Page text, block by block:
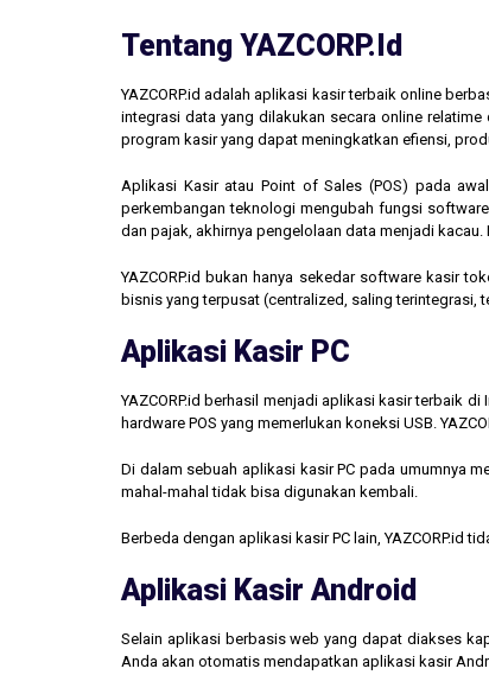
Tentang YAZCORP.id
YAZCORP.id adalah aplikasi kasir terbaik online
integrasi data yang dilakukan secara online relatime
program kasir yang dapat meningkatkan efiensi,
Aplikasi Kasir atau Point of Sales (POS) pada
perkembangan teknologi mengubah fungsi
dan pajak, akhirnya pengelolaan data menjadi
YAZCORP.id bukan hanya sekedar software kasir
bisnis yang terpusat (centralized, saling
Aplikasi Kasir PC
YAZCORP.id berhasil menjadi aplikasi kasir terbaik
hardware POS yang memerlukan koneksi USB.
Di dalam sebuah aplikasi kasir PC pada umumnya
mahal-mahal tidak bisa digunakan kembali.
Berbeda dengan aplikasi kasir PC lain, YAZCORP.id
Aplikasi Kasir Android
Selain aplikasi berbasis web yang dapat diakses
Anda akan otomatis mendapatkan aplikasi kasir